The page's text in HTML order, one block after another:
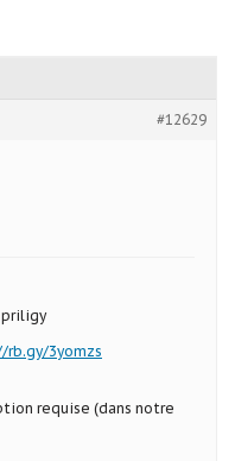
#12629
3yomzs
requise (dans notre